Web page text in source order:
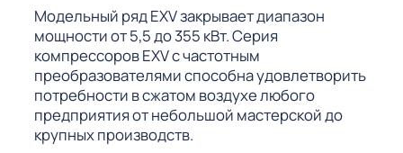
Модельный ряд EXV закрывает диапазон
мощности от 5,5 до 355 кВт. Серия
компрессоров EXV с частотным
преобразователями способна удовлетворить
потребности в сжатом воздухе любого
предприятия от небольшой мастерской до
крупных производств.